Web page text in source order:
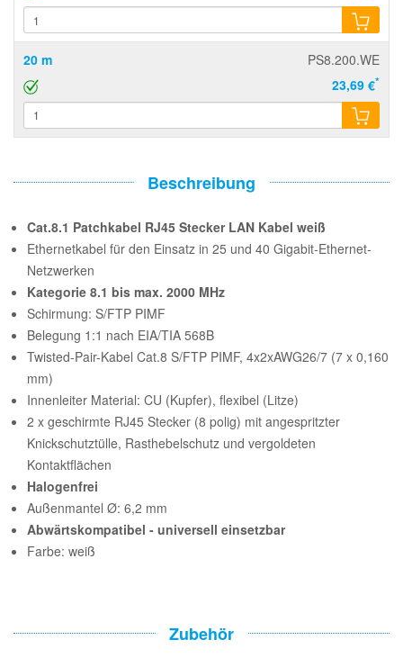
20 m
PS8.200.WE
23,69 €*
Beschreibung
Cat.8.1 Patchkabel RJ45 Stecker LAN Kabel weiß
Ethernetkabel für den Einsatz in 25 und 40 Gigabit-Ethernet-
Netzwerken
Kategorie 8.1 bis max. 2000 MHz
Schirmung: S/FTP PIMF
Belegung 1:1 nach EIA/TIA 568B
Twisted-Pair-Kabel Cat.8 S/FTP PIMF, 4x2xAWG26/7 (7 x 0,160
mm)
Innenleiter Material: CU (Kupfer), flexibel (Litze)
2 x geschirmte RJ45 Stecker (8 polig) mit angespritzter
Knickschutztülle, Rasthebelschutz und vergoldeten
Kontaktflächen
Halogenfrei
Außenmantel Ø: 6,2 mm
Abwärtskompatibel - universell einsetzbar
Farbe: weiß
Zubehör